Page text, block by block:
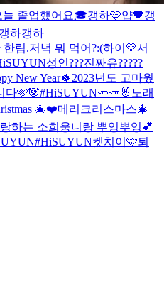
늘 졸업했어요🎓갱하🩵얍🖤갱
갱하갱하
한림.저녁 뭐 먹어?:(하이💛서
성인???진짜유?????
New Year🍀 2023년도 고마웠
다🩷🐼#HiSUYUN🥕🥕🐰 노래
🎄❤️메리크리스마스🎄
하는 소희웅니랑 뿌잉뿌잉💕
#HiSUYUN켓치이🩵퇴